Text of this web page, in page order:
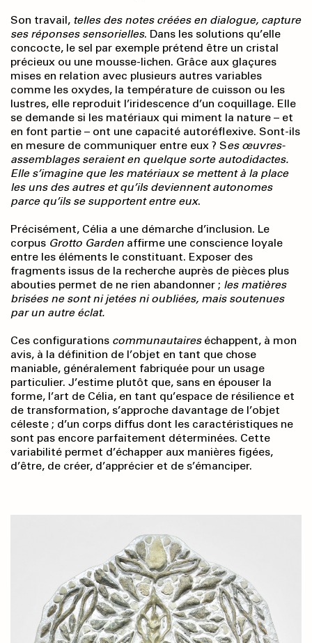
Son travail, telles des notes créées en dialogue, capture
ses réponses sensorielles. Dans les solutions qu’elle
concocte, le sel par exemple prétend être un cristal
précieux ou une mousse-lichen. Grâce aux glaçures
mises en relation avec plusieurs autres variables
comme les oxydes, la température de cuisson ou les
lustres, elle reproduit l’iridescence d’un coquillage. Elle
se demande si les matériaux qui miment la nature – et
en font partie – ont une capacité autoréflexive. Sont-ils
en mesure de communiquer entre eux ? Ses œuvres-
assemblages seraient en quelque sorte autodidactes.
Elle s’imagine que les matériaux se mettent à la place
les uns des autres et qu’ils deviennent autonomes
parce qu’ils se supportent entre eux.
Précisément, Célia a une démarche d’inclusion. Le
corpus Grotto Garden affirme une conscience loyale
entre les éléments le constituant. Exposer des
fragments issus de la recherche auprès de pièces plus
abouties permet de ne rien abandonner ; les matières
brisées ne sont ni jetées ni oubliées, mais soutenues
par un autre éclat.
Ces configurations communautaires échappent, à mon
avis, à la définition de l’objet en tant que chose
maniable, généralement fabriquée pour un usage
particulier. J’estime plutôt que, sans en épouser la
forme, l’art de Célia, en tant qu’espace de résilience et
de transformation, s’approche davantage de l’objet
céleste ; d’un corps diffus dont les caractéristiques ne
sont pas encore parfaitement déterminées. Cette
variabilité permet d’échapper aux manières figées,
d’être, de créer, d’apprécier et de s’émanciper.